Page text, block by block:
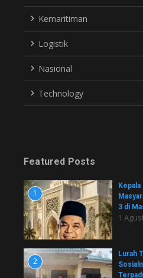
Kemaritiman
Logistik
Nasional
Technology
Featured Posts
1
3 di
1
2
Lurah